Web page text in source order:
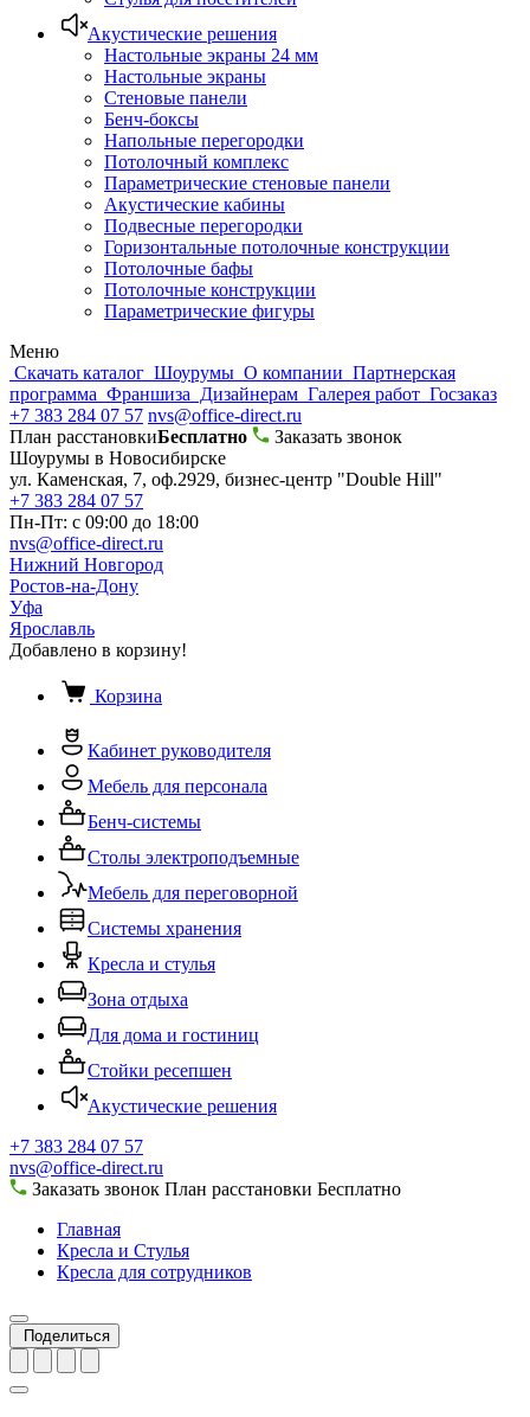
Акустические решения
Настольные экраны 24 мм
Настольные экраны
Стеновые панели
Бенч-боксы
Напольные перегородки
Потолочный комплекс
Параметрические стеновые панели
Акустические кабины
Подвесные перегородки
Горизонтальные потолочные конструкции
Потолочные бафы
Потолочные конструкции
Параметрические фигуры
Меню
Скачать каталог Шоурумы О компании Партнерская
программа Франшиза Дизайнерам Галерея работ Госзаказ
+7 383 284 07 57 nvs@office-direct.ru
План расстановкиБесплатно
Заказать звонок
Шоурумы в Новосибирске
ул. Каменская, 7, оф.2929, бизнес-центр "Double Hill"
+7 383 284 07 57
Пн-Пт: с 09:00 до 18:00
nvs@office-direct.ru
Нижний Новгород
Ростов-на-Дону
Уфа
Ярославль
Добавлено в корзину!
Корзина
Кабинет руководителя
Мебель для персонала
Бенч-системы
Столы электроподъемные
Мебель для переговорной
Системы хранения
Кресла и стулья
Зона отдыха
Для дома и гостиниц
Стойки ресепшен
Акустические решения
+7 383 284 07 57
nvs@office-direct.ru
Заказать звонок План расстановки Бесплатно
Главная
Кресла и Стулья
Кресла для сотрудников
Поделиться